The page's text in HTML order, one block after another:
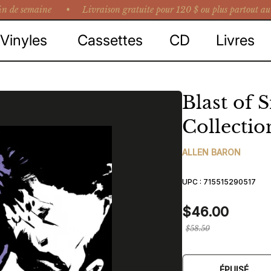
semaine • Livraison gratuite pour 120 $ ou plus partout
Vinyles Cassettes CD Livres
Blast of
ALLEN BARON
UPC : 715515290517
$46.00
Prix
$58.50